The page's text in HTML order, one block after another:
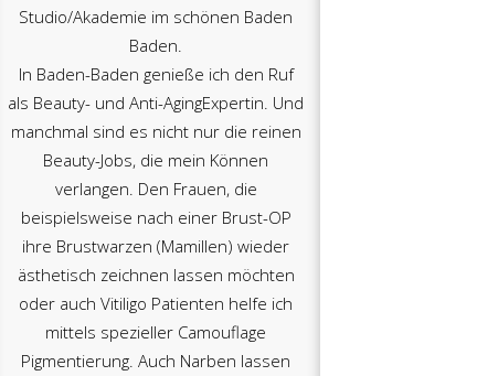
Studio/Akademie im schönen Baden
Baden.
In Baden-Baden genieße ich den Ruf
als Beauty- und Anti-AgingExpertin. Und
manchmal sind es nicht nur die reinen
Beauty-Jobs, die mein Können
verlangen. Den Frauen, die
beispielsweise nach einer Brust-OP
ihre Brustwarzen (Mamillen) wieder
ästhetisch zeichnen lassen möchten
oder auch Vitiligo Patienten helfe ich
mittels spezieller Camouflage
Pigmentierung. Auch Narben lassen